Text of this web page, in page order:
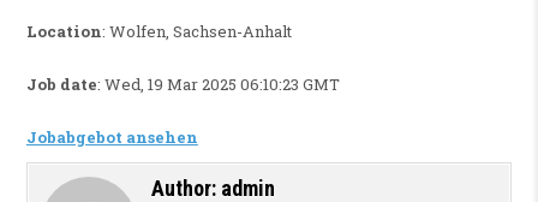
Location: Wolfen, Sachsen-Anhalt
Job date: Wed, 19 Mar 2025 06:10:23 GMT
Jobabgebot ansehen
Author: admin